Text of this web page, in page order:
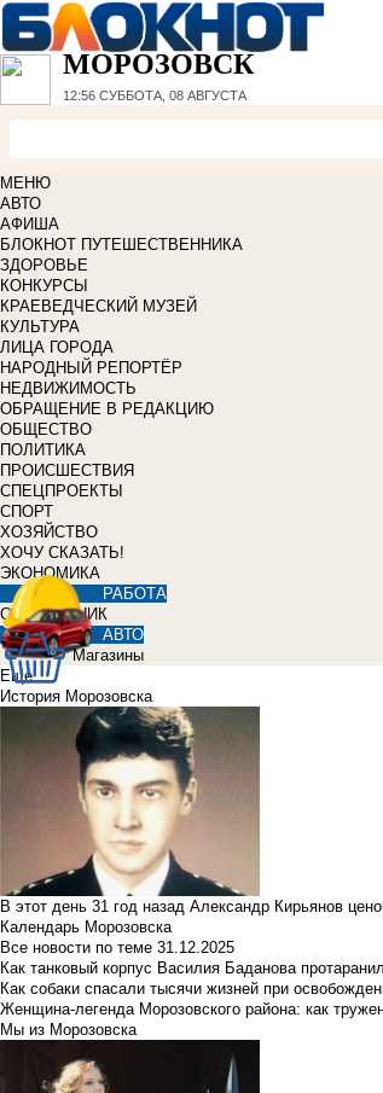
МОРОЗОВСК
12:56 СУББОТА, 08 АВГУСТА
МЕНЮ
АВТО
АФИША
БЛОКНОТ ПУТЕШЕСТВЕННИКА
ЗДОРОВЬЕ
КОНКУРСЫ
КРАЕВЕДЧЕСКИЙ МУЗЕЙ
КУЛЬТУРА
ЛИЦА ГОРОДА
НАРОДНЫЙ РЕПОРТЁР
НЕДВИЖИМОСТЬ
ОБРАЩЕНИЕ В РЕДАКЦИЮ
ОБЩЕСТВО
ПОЛИТИКА
ПРОИСШЕСТВИЯ
СПЕЦПРОЕКТЫ
СПОРТ
ХОЗЯЙСТВО
ХОЧУ СКАЗАТЬ!
ЭКОНОМИКА
РАБОТА
СПРАВОЧНИК
АВТО
Магазины
Еще
История Морозовска
В этот день 31 год назад Александр Кирьянов
Календарь Морозовска
Все новости по теме 31.12.2025
Как танковый корпус Василия Баданова
Как собаки спасали тысячи жизней при
Женщина-легенда Морозовского района: как
Мы из Морозовска